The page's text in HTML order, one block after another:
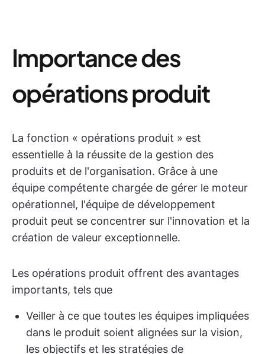
Importance des
opérations produit
La fonction « opérations produit » est
essentielle à la réussite de la gestion des
produits et de l'organisation. Grâce à une
équipe compétente chargée de gérer le moteur
opérationnel, l'équipe de développement
produit peut se concentrer sur l'innovation et la
création de valeur exceptionnelle.
Les opérations produit offrent des avantages
importants, tels que
Veiller à ce que toutes les équipes impliquées
dans le produit soient alignées sur la vision,
les objectifs et les stratégies de